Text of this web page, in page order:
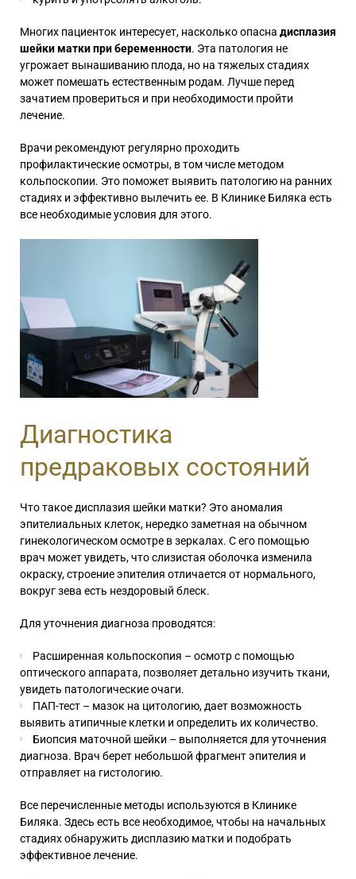
Многих пациенток интересует, насколько опасна дисплазия
шейки матки при беременности. Эта патология не
угрожает вынашиванию плода, но на тяжелых стадиях
может помешать естественным родам. Лучше перед
зачатием провериться и при необходимости пройти
лечение.
Врачи рекомендуют регулярно проходить
профилактические осмотры, в том числе методом
кольпоскопии. Это поможет выявить патологию на ранних
стадиях и эффективно вылечить ее. В Клинике Биляка есть
все необходимые условия для этого.
Диагностика
предраковых состояний
Что такое дисплазия шейки матки? Это аномалия
эпителиальных клеток, нередко заметная на обычном
гинекологическом осмотре в зеркалах. С его помощью
врач может увидеть, что слизистая оболочка изменила
окраску, строение эпителия отличается от нормального,
вокруг зева есть нездоровый блеск.
Для уточнения диагноза проводятся:
Расширенная кольпоскопия – осмотр с помощью
оптического аппарата, позволяет детально изучить ткани,
увидеть патологические очаги.
ПАП-тест – мазок на цитологию, дает возможность
выявить атипичные клетки и определить их количество.
Биопсия маточной шейки – выполняется для уточнения
диагноза. Врач берет небольшой фрагмент эпителия и
отправляет на гистологию.
Все перечисленные методы используются в Клинике
Биляка. Здесь есть все необходимое, чтобы на начальных
стадиях обнаружить дисплазию матки и подобрать
эффективное лечение.